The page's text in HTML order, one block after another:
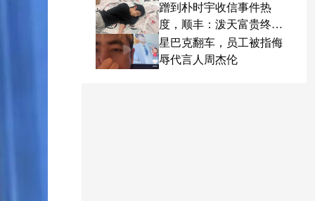
蹭到朴时宇收信事件热
度，顺丰：泼天富贵终于
轮到我了
星巴克翻车，员工被指侮
辱代言人周杰伦